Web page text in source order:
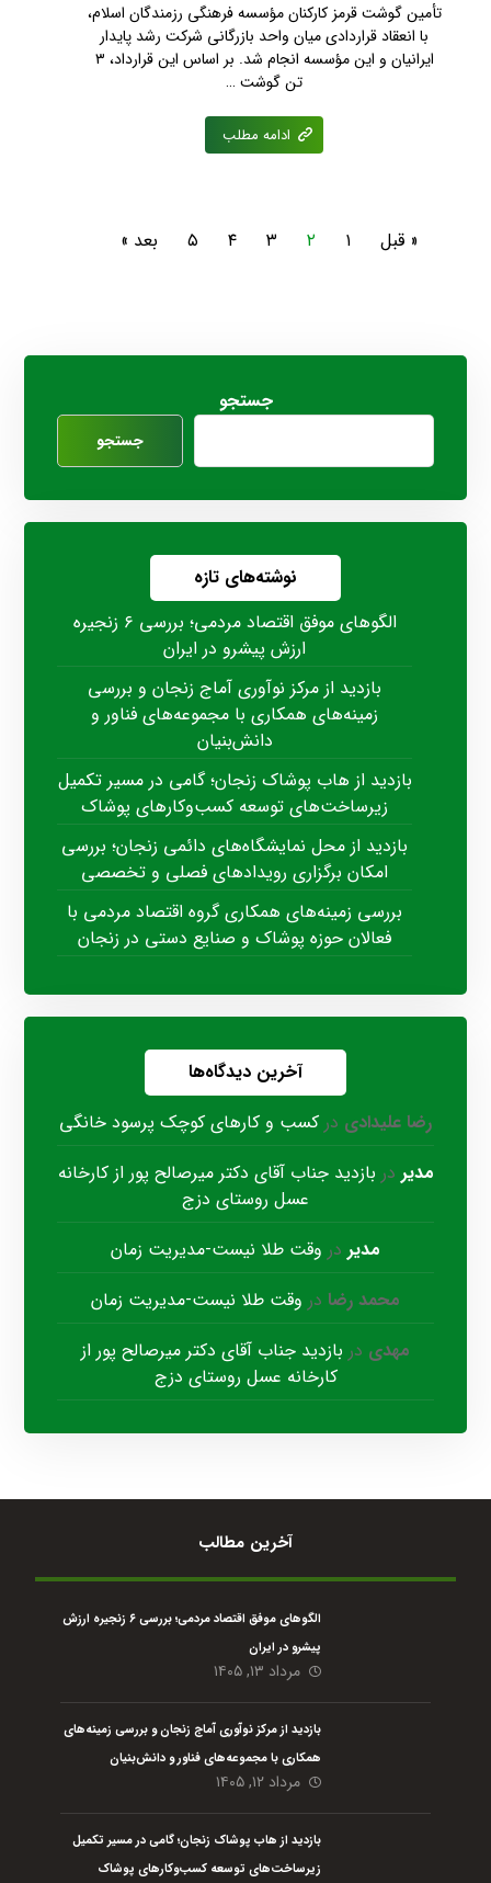
تأمین گوشت قرمز کارکنان مؤسسه فرهنگی رزمندگان اسلام،
با انعقاد قراردادی میان واحد بازرگانی شرکت رشد پایدار
ایرانیان و این مؤسسه انجام شد. بر اساس این قرارداد، ۳
تن گوشت …
ادامه مطلب
« قبل ۱ ۲ ۳ ۴ ۵ بعد »
جستجو
جستجو
نوشته‌های تازه
الگوهای موفق اقتصاد مردمی؛ بررسی ۶ زنجیره
ارزش پیشرو در ایران
بازدید از مرکز نوآوری آماج زنجان و بررسی
زمینه‌های همکاری با مجموعه‌های فناور و
دانش‌بنیان
بازدید از هاب پوشاک زنجان؛ گامی در مسیر تکمیل
زیرساخت‌های توسعه کسب‌وکارهای پوشاک
بازدید از محل نمایشگاه‌های دائمی زنجان؛ بررسی
امکان برگزاری رویدادهای فصلی و تخصصی
بررسی زمینه‌های همکاری گروه اقتصاد مردمی با
فعالان حوزه پوشاک و صنایع دستی در زنجان
آخرین دیدگاه‌ها
رضا علیدادی در کسب و کارهای کوچک پرسود خانگی
مدیر در بازدید جناب آقای دکتر میرصالح پور از کارخانه
عسل روستای دزج
مدیر در وقت طلا نیست-مدیریت زمان
محمد رضا در وقت طلا نیست-مدیریت زمان
مهدی در بازدید جناب آقای دکتر میرصالح پور از
کارخانه عسل روستای دزج
آخرین مطالب
الگوهای موفق اقتصاد مردمی؛ بررسی ۶ زنجیره ارزش
پیشرو در ایران
مرداد ۱۳, ۱۴۰۵
بازدید از مرکز نوآوری آماج زنجان و بررسی زمینه‌های
همکاری با مجموعه‌های فناور و دانش‌بنیان
مرداد ۱۲, ۱۴۰۵
بازدید از هاب پوشاک زنجان؛ گامی در مسیر تکمیل
زیرساخت‌های توسعه کسب‌وکارهای پوشاک